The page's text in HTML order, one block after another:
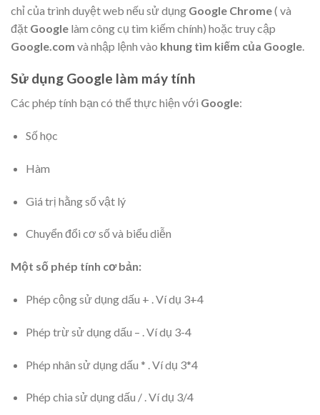
chỉ của trình duyệt web nếu sử dụng Google Chrome( và
đặt Google làm công cụ tìm kiếm chính) hoặc truy cập
Google.com và nhập lệnh vào khung tìm kiếm của Google.
Sử dụng Google làm máy tính
Các phép tính bạn có thể thực hiện với Google:
Số học
Hàm
Giá trị hằng số vật lý
Chuyển đổi cơ số và biểu diễn
Một số phép tính cơ bản:
Phép cộng sử dụng dấu + . Ví dụ 3+4
Phép trừ sử dụng dấu – . Ví dụ 3-4
Phép nhân sử dụng dấu * . Ví dụ 3*4
Phép chia sử dụng dấu / . Ví dụ 3/4